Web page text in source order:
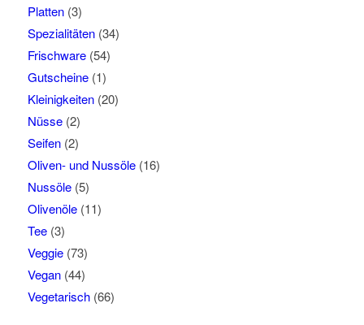
Platten (3)
Spezialitäten (34)
Frischware (54)
Gutscheine (1)
Kleinigkeiten (20)
Nüsse (2)
Seifen (2)
Oliven- und Nussöle (16)
Nussöle (5)
Olivenöle (11)
Tee (3)
Veggie (73)
Vegan (44)
Vegetarisch (66)